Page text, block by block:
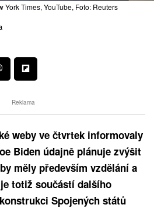
York Times, YouTube, Foto: Reuters
Reklama
weby ve čtvrtek informovaly
Biden údajně plánuje zvýšit
měly především vzdělání a
totiž součástí dalšího
Spojených států